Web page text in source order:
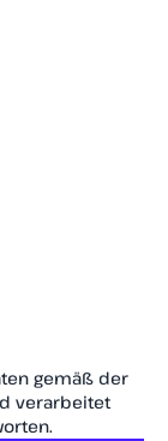
gemäß der
verarbeitet